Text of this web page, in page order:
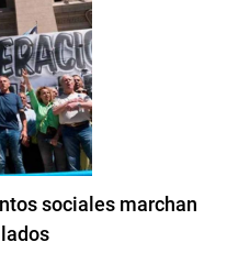
sociales marchan